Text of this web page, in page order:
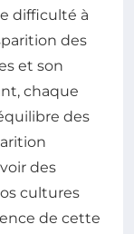
difficulté à
des
et son
chaque
des
des
cultures
de cette